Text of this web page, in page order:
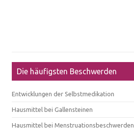
Die häufigsten Beschwerden
Entwicklungen der Selbstmedikation
Hausmittel bei Gallensteinen
Hausmittel bei Menstruationsbeschwerden